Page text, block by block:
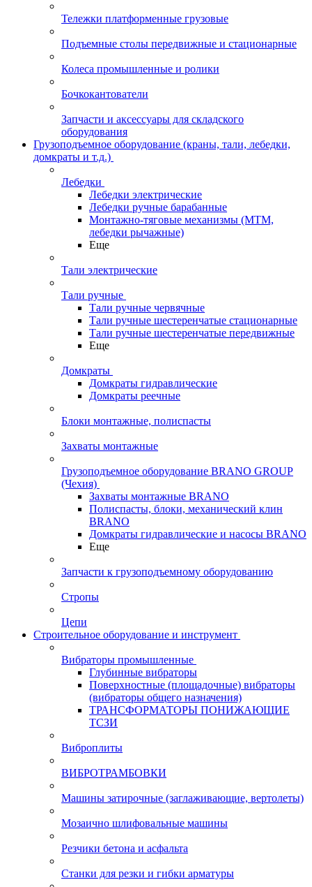
Тележки платформенные грузовые
Подъемные столы передвижные и стационарные
Колеса промышленные и ролики
Бочкокантователи
Запчасти и аксессуары для складского
оборудования
Грузоподъемное оборудование (краны, тали, лебедки,
домкраты и т.д.)
Лебедки
Лебедки электрические
Лебедки ручные барабанные
Монтажно-тяговые механизмы (МТМ,
лебедки рычажные)
Еще
Тали электрические
Тали ручные
Тали ручные червячные
Тали ручные шестеренчатые стационарные
Тали ручные шестеренчатые передвижные
Еще
Домкраты
Домкраты гидравлические
Домкраты реечные
Блоки монтажные, полиспасты
Захваты монтажные
Грузоподъемное оборудование BRANO GROUP
(Чехия)
Захваты монтажные BRANO
Полиспасты, блоки, механический клин
BRANO
Домкраты гидравлические и насосы BRANO
Еще
Запчасти к грузоподъемному оборудованию
Стропы
Цепи
Строительное оборудование и инструмент
Вибраторы промышленные
Глубинные вибраторы
Поверхностные (площадочные) вибраторы
(вибраторы общего назначения)
ТРАНСФОРМАТОРЫ ПОНИЖАЮЩИЕ
ТСЗИ
Виброплиты
ВИБРОТРАМБОВКИ
Машины затирочные (заглаживающие, вертолеты)
Мозаично шлифовальные машины
Резчики бетона и асфальта
Станки для резки и гибки арматуры